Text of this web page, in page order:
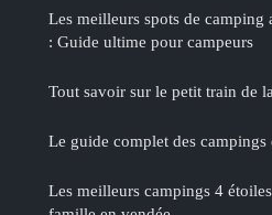
Les meilleurs spots de camping
: Guide ultime pour campeurs
Tout savoir sur le petit train de
Le guide complet des campings
Les meilleurs campings 4